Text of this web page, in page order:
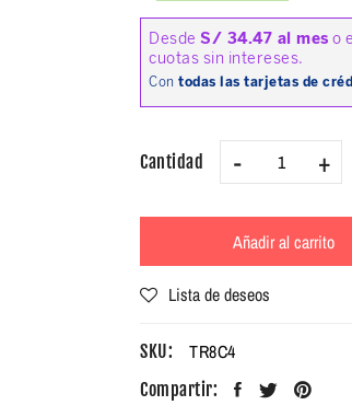
Cantidad - +
Añadir al carrito
Lista de deseos
SKU: TR8C4
Compartir: